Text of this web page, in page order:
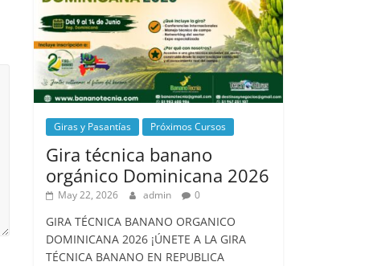
Giras y Pasantías Próximos Cursos
Gira técnica banano
orgánico Dominicana 2026
May 22, 2026 admin 0
GIRA TÉCNICA BANANO ORGANICO
DOMINICANA 2026 ¡ÚNETE A LA GIRA
TÉCNICA BANANO EN REPUBLICA